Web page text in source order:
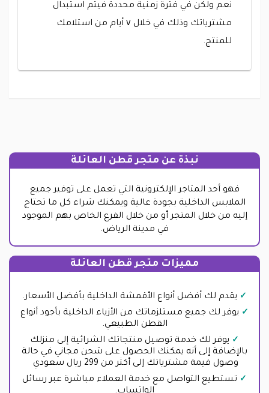
نعم ولكن في فترة زمنية محددة فيتم استبدال
مشترياتك وذلك في خلال ٧ أيام من استلامك
للمنتج.
نبذة عن متجر قطن العائلة
فهو أحد المتاجر الإلكترونية التي تعمل على توفير جميع
الملابس الداخلية بجودة عالية ويمكنك شراء كل ما تحتاج
إليه من خلال المتجر أو من خلال الفرع الخاص بهم الموجود
في مدينة الرياض.
مميزات متجر قطن العائلة
يقدم لك أفضل أنواع الأقمشة الداخلية بأفضل الأسعار.
يوفر لك جميع مستلزماتك من الأزياء الداخلية بأجود أنواع
القطن الطبيعي.
يوفر لك خدمة توصيل منتجاتك الشرائية إلى منزلك
بالإضافة إلى أنه يمكنك الحصول على شحن مجاني في حالة
وصول قيمة مشترياتك إلى أكثر من 299 ريال سعودي
تستطيع التواصل مع خدمة العملاء مباشرة عبر رسائل
الواتساب.